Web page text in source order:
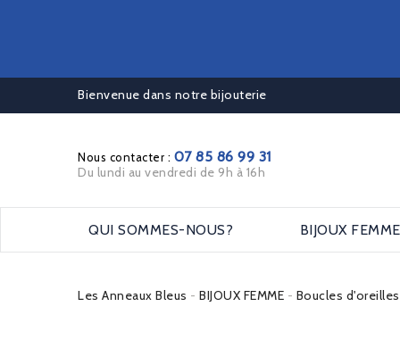
Bienvenue dans notre bijouterie
Nous contacter : 07 85 86 99 31
Du lundi au vendredi de 9h à 16h
QUI SOMMES-NOUS? BIJOUX FEMME
Les Anneaux Bleus BIJOUX FEMME Boucles